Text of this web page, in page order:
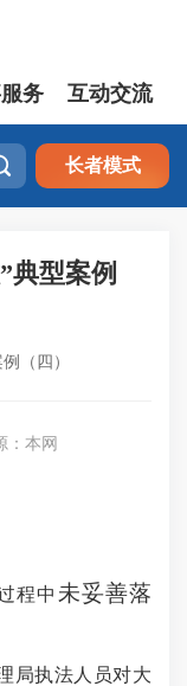
务 互动交流
长者模式
典型案例
（四）
：本网
程中 未妥善落
局执法人员对大